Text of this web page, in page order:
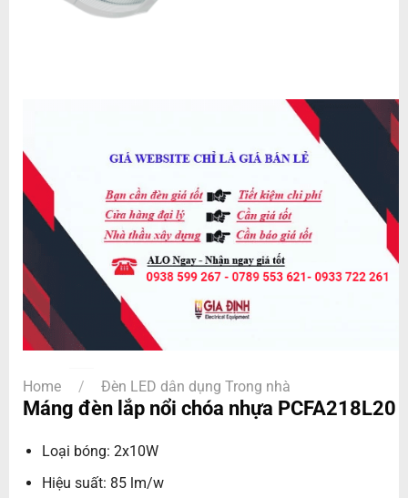
Home / Đèn LED dân dụng Trong nhà
Máng đèn lắp nổi chóa nhựa PCFA218L20
Loại bóng: 2x10W
Hiệu suất: 85 lm/w